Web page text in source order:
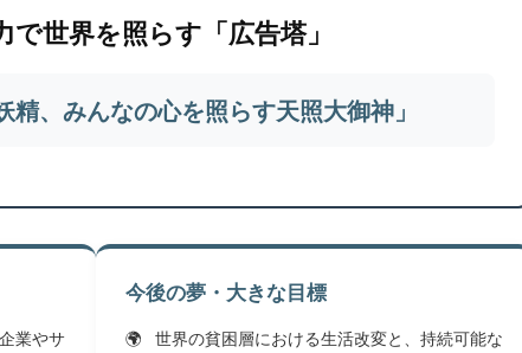
で世界を照らす「広告塔」
精、みんなの心を照らす天照大御神」
業やサ
今後の夢・大きな目標
世界の貧困層における生活改変と、持続可能な